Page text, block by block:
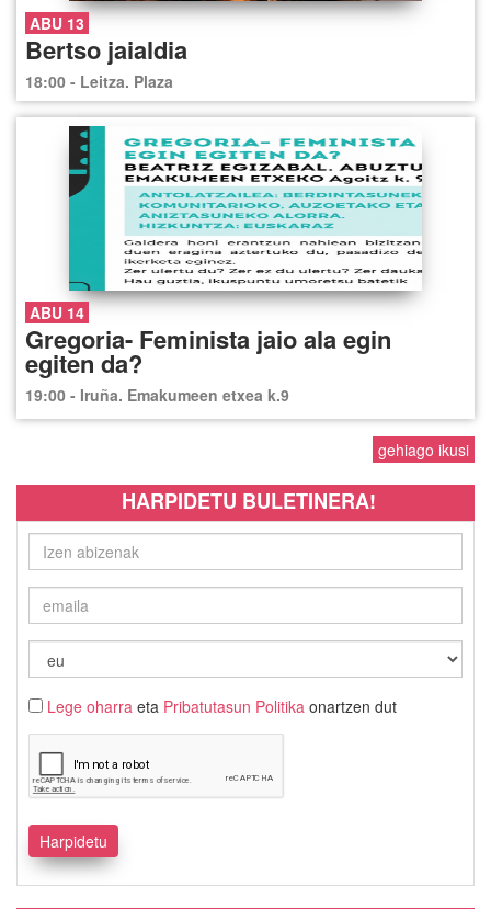
ABU 13
Bertso jaialdia
18:00 - Leitza. Plaza
ABU 14
Gregoria- Feminista jaio ala egin
egiten da?
19:00 - Iruña. Emakumeen etxea k.9
gehiago ikusi
HARPIDETU BULETINERA!
Lege oharra eta Pribatutasun Politika onartzen dut